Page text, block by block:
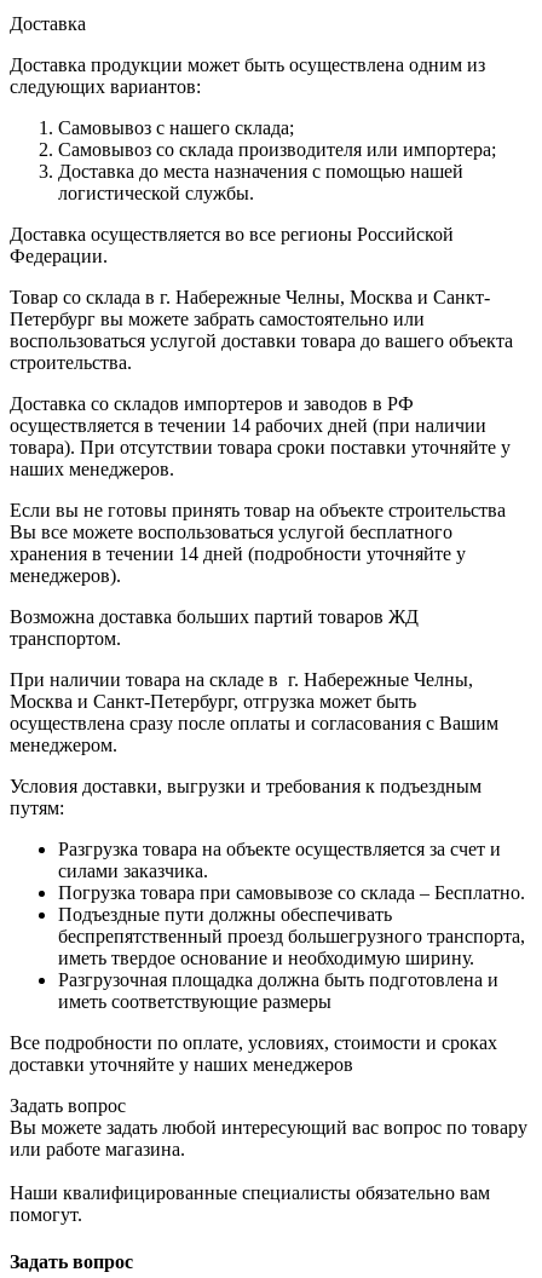
Доставка
Доставка продукции может быть осуществлена одним из
следующих вариантов:
Самовывоз с нашего склада;
Самовывоз со склада производителя или импортера;
Доставка до места назначения с помощью нашей
логистической службы.
Доставка осуществляется во все регионы Российской
Федерации.
Товар со склада в г. Набережные Челны, Москва и Санкт-
Петербург вы можете забрать самостоятельно или
воспользоваться услугой доставки товара до вашего объекта
строительства.
Доставка со складов импортеров и заводов в РФ
осуществляется в течении 14 рабочих дней (при наличии
товара). При отсутствии товара сроки поставки уточняйте у
наших менеджеров.
Если вы не готовы принять товар на объекте строительства
Вы все можете воспользоваться услугой бесплатного
хранения в течении 14 дней (подробности уточняйте у
менеджеров).
Возможна доставка больших партий товаров ЖД
транспортом.
При наличии товара на складе в г. Набережные Челны,
Москва и Санкт-Петербург, отгрузка может быть
осуществлена сразу после оплаты и согласования с Вашим
менеджером.
Условия доставки, выгрузки и требования к подъездным
путям:
Разгрузка товара на объекте осуществляется за счет и
силами заказчика.
Погрузка товара при самовывозе со склада – Бесплатно.
Подъездные пути должны обеспечивать
беспрепятственный проезд большегрузного транспорта,
иметь твердое основание и необходимую ширину.
Разгрузочная площадка должна быть подготовлена и
иметь соответствующие размеры
Все подробности по оплате, условиях, стоимости и сроках
доставки уточняйте у наших менеджеров
Задать вопрос
Вы можете задать любой интересующий вас вопрос по товару
или работе магазина.
Наши квалифицированные специалисты обязательно вам
помогут.
Задать вопрос